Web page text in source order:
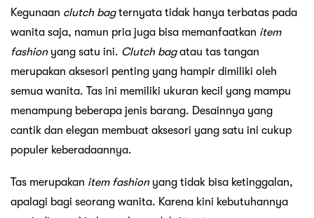
Kegunaan clutch bagternyata tidak hanya terbatas pada
wanita saja, namun pria juga bisa memanfaatkan item
fashionyang satu ini. Clutch bagatau tas tangan
merupakan aksesori penting yang hampir dimiliki oleh
semua wanita. Tas ini memiliki ukuran kecil yang mampu
menampung beberapa jenis barang. Desainnya yang
cantik dan elegan membuat aksesori yang satu ini cukup
populer keberadaannya.
Tas merupakan item fashionyang tidak bisa ketinggalan,
apalagi bagi seorang wanita. Karena kini kebutuhannya